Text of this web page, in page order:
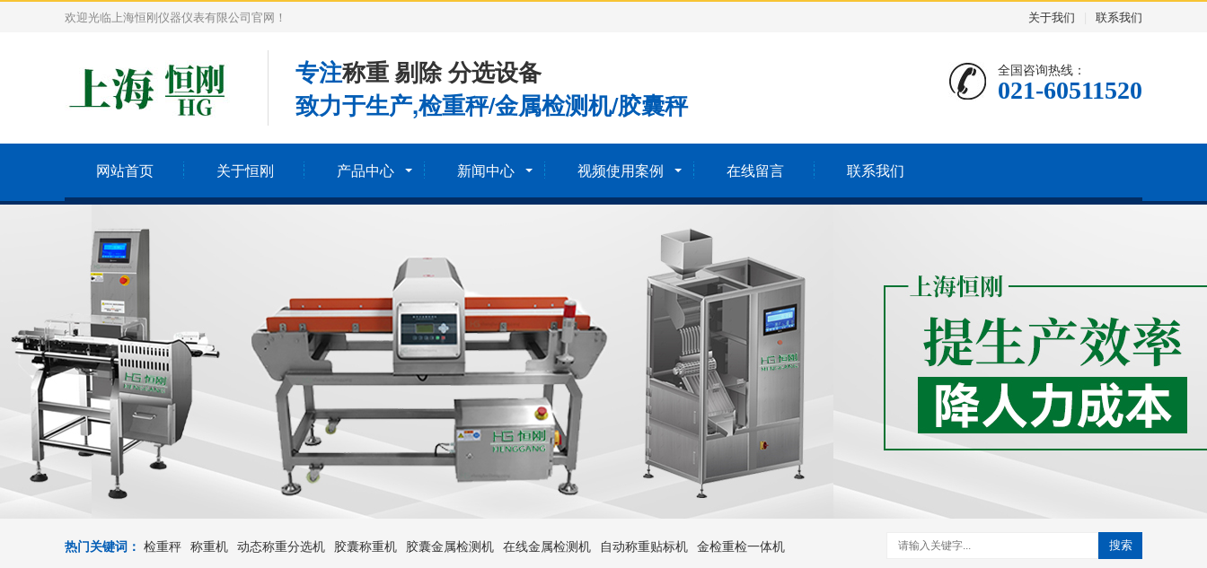
关于我们 联系我们
欢迎光临上海恒刚仪器仪表有限公司官网！
专注称重 剔除 分选设备
致力于生产,检重秤/金属检测机/胶囊秤
全国咨询热线：
021-60511520
网站首页 关于恒刚 产品中心 新闻中心 视频使用案例 在线留言 联系我们
热门关键词： 检重秤 称重机 动态称重分选机 胶囊称重机 胶囊金属检测机 在线金属检测机 自动称重贴标机 金检重检一体机 搜索